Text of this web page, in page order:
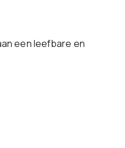
een leefbare en